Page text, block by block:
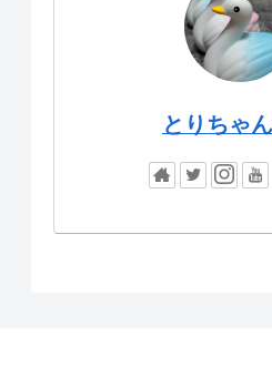
とりちゃ